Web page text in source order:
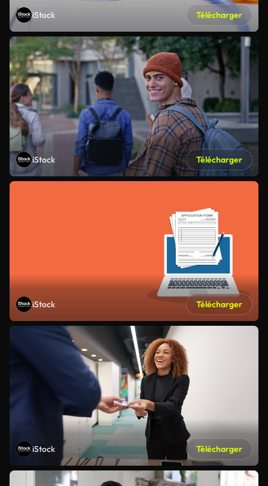
iStock Télécharger
iStock Télécharger
iStock Télécharger
iStock Télécharger